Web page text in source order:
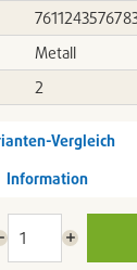
Metall
2
Vergleich
Information
reduzieren
Menge
erhöhen